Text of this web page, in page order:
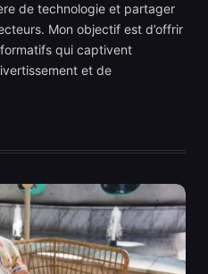
de technologie et partager
Mon objectif est d’offrir
qui captivent
et de